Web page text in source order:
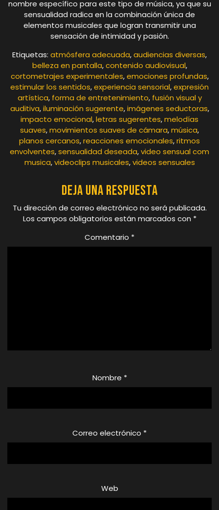
nombre específico para este tipo de música, ya que su
sensualidad radica en la combinación única de
elementos musicales que logran transmitir una
sensación de intimidad y pasión.
Etiquetas: atmósfera adecuada,audiencias diversas,
belleza en pantalla,contenido audiovisual,
cortometrajes experimentales,emociones profundas,
estimular los sentidos,experiencia sensorial,expresión
artística, forma de entretenimiento, fusión visual y
auditiva,iluminación sugerente,imágenes seductoras,
impacto emocional,letras sugerentes,melodías
suaves,movimientos suaves de cámara,música,
planos cercanos,reacciones emocionales,ritmos
envolventes,sensualidad deseada,video sensual com
musica,videoclips musicales,videos sensuales
Deja una respuesta
Tu dirección de correo electrónico no será publicada.
Los campos obligatorios están marcados con *
Comentario *
Nombre *
Correo electrónico *
Web